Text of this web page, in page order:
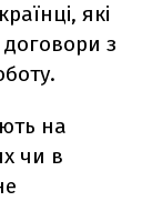
які
з
на
чи в